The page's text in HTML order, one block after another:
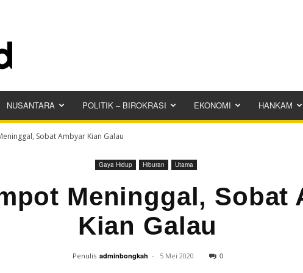
NUSANTARA POLITIK – BIROKRASI EKONOMI HANKAM
Sobat Ambyar Kian Galau
Gaya Hidup Hiburan Utama
Meninggal, Sobat
Kian Galau
Penulis adminbongkah - 5 Mei 2020 0